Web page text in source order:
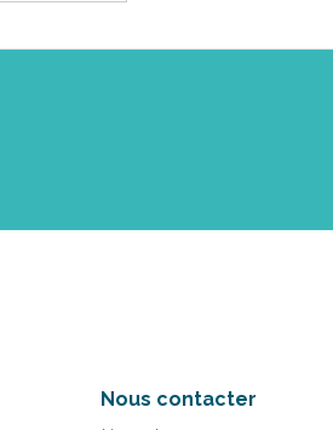
Nous contacter